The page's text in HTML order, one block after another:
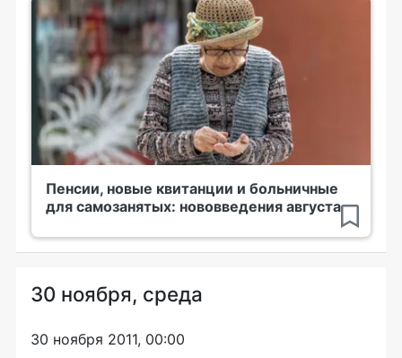
Пенсии, новые квитанции и больничные
для самозанятых: нововведения августа
30 ноября, среда
30 ноября 2011, 00:00